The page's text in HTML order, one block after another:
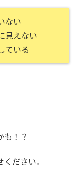
ない
見えない
ている
も！？
ださい。